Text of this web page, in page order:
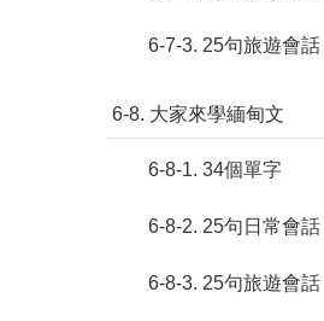
6-7-3. 25句旅遊會話
6-8. 大家來學緬甸文
6-8-1. 34個單字
6-8-2. 25句日常會話
6-8-3. 25句旅遊會話